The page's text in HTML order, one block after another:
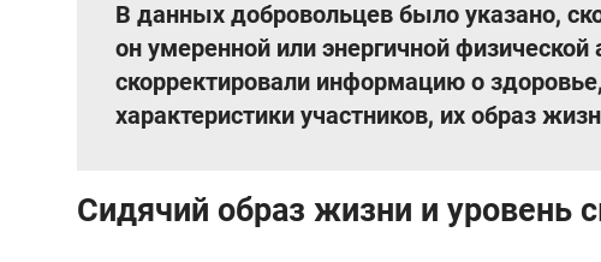
В данных добровольцев было указано,
он умеренной или энергичной
скорректировали информацию о
характеристики участников, их образ
Сидячий образ жизни и уровень